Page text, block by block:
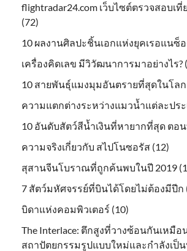
flightradar24.com เว็บไซต์ตรวจสอบเ
(72)
10 ผลงานศิลปะชิ้นเอกแห่งยุคเรอแนซ็อ
เครื่องคิดเลข มีวิวัฒนาการมาอย่างไร?
10 สายพันธุ์แมงมุมอันตรายที่สุดในโลก
ความแตกต่างระหว่างแมวน้ำแต่ละประ
10 อันดับสัตว์สีน้ำเงินที่หายากที่สุด ตอน
ความจริงเกี่ยวกับ สไปโนซอรัส (12)
สุสานจีนโบราณที่ถูกค้นพบในปี 2019
7 สัตว์มหัศจรรย์ที่บินได้โดยไม่ต้องมีปีก
บิดาแห่งคอมพิวเตอร์ (10)
The Interlace: ตึกสูงที่วางซ้อนกันเหมือ
สถาปัตยกรรมรูปแบบใหม่และกำลังเป็